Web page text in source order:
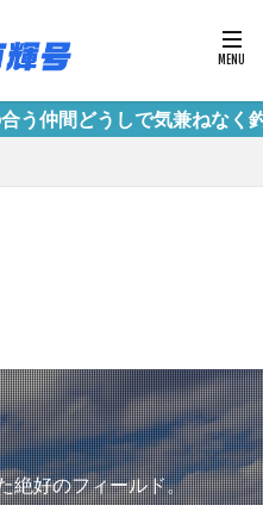
しで気兼ねなく釣行
絶好のフィールド。